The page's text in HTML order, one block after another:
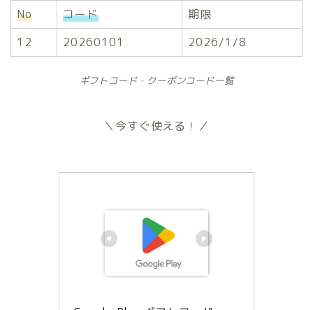
No コード
期限
12
20260101 2026/1/8
ギフトコード・クーポンコード一覧
＼今すぐ使える！／